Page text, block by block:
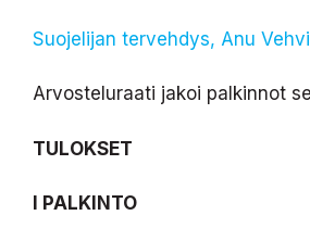
Suojelijan tervehdys, Anu
Arvosteluraati jakoi palkinnot
TULOKSET
I PALKINTO